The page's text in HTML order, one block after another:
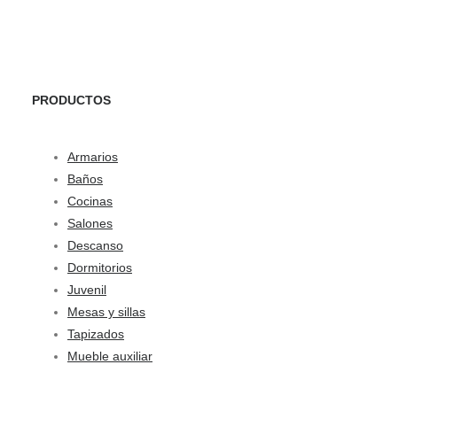
PRODUCTOS
Armarios
Baños
Cocinas
Salones
Descanso
Dormitorios
Juvenil
Mesas y sillas
Tapizados
Mueble auxiliar